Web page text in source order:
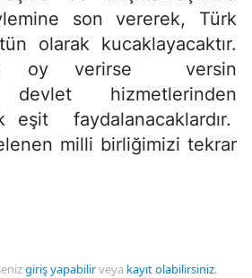
son vererek, Türk
olarak kucaklayacaktır.
oy verirse versin
devlet hizmetlerinden
eşit faydalanacaklardır.
milli birliğimizi tekrar
giriş yapabilirveya kayıt olabilirsiniz.